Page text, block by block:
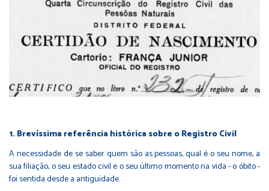
1. Brevíssima referência histórica sobre o Registro Civil
A necessidade de se saber quem são as pessoas, qual é o seu nome, a
sua filiação, o seu estado civil e o seu último momento na vida - o óbito -
foi sentida desde a antiguidade.